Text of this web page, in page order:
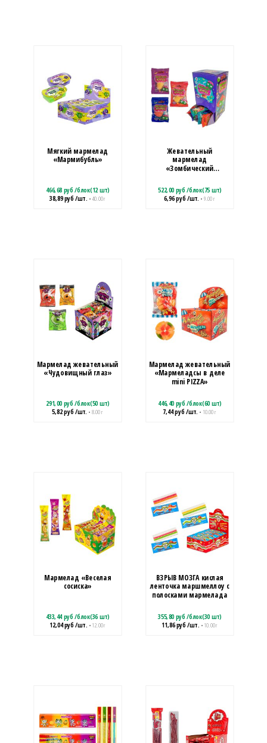
Мягкий мармелад
«Мармибубль»
466,68руб /блок(12 шт)
38,89руб /шт. • 40.00 г
Жевательный
мармелад
«Зомбический
522,00 руб /блок(75 шт)
6,96руб /шт. • 9.00 г
Мармелад жевательный
«Чудовищный глаз»
291,00руб /блок(50 шт)
5,82руб /шт. • 8.00 г
Мармелад жевательный
«Мармеладсы в деле
mini PIZZA»
446,40 руб /блок(60 шт)
7,44руб /шт. • 10.00 г
Мармелад «Веселая
сосиска»
433,44руб /блок(36 шт)
12,04руб /шт. • 12.00 г
ВЗРЫВ МОЗГА кислая
ленточка маршмеллоу с
полосками мармелада
355,80 руб /блок(30 шт)
11,86руб /шт. • 10.00 г